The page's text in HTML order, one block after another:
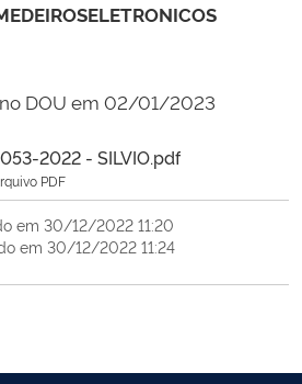
DOU em 02/01/2023
2022 - SILVIO.pdf
PDF
em 30/12/2022 11:20
em 30/12/2022 11:24